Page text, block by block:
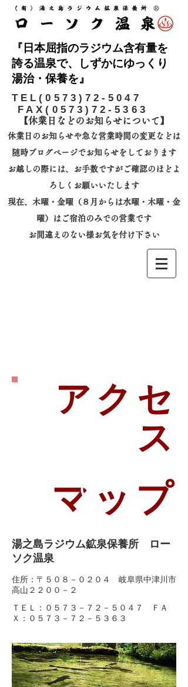
『日本屈指のラジウム含有量を
誇る温泉で、しずかにゆっくり
湯治・保養を』
​TEL(0573)72-5047
FAX(0573)72-5363
【休業日などのお知らせについて】​
休業日のお知らせや急な営業時間の変更などは
随時ブログページでお知らせをしております
お越しの際には、
お手数ですがご確認のほどよ
ろしくお願いいたします
​現在、木曜・金曜（８月からは水曜・木曜・金
曜）はご宿泊のみでの営業です
お間違えのない様お気を付け下さい
​アクセ
ス
​マップ
湯之島ラジウム鉱泉保養所 ロー
ソク温泉
住所：〒５０８－０２０４ 岐阜県中津川市
高山２２００－２
ＴＥＬ：０５７３－７２－５０４７ ＦＡ
Ｘ：０５７３－７２－５３６３